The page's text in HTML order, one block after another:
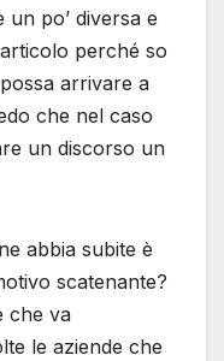
po’ diversa e
perché so
arrivare a
che nel caso
un discorso un
ne abbia subite è
scatenante?
che va
le aziende che